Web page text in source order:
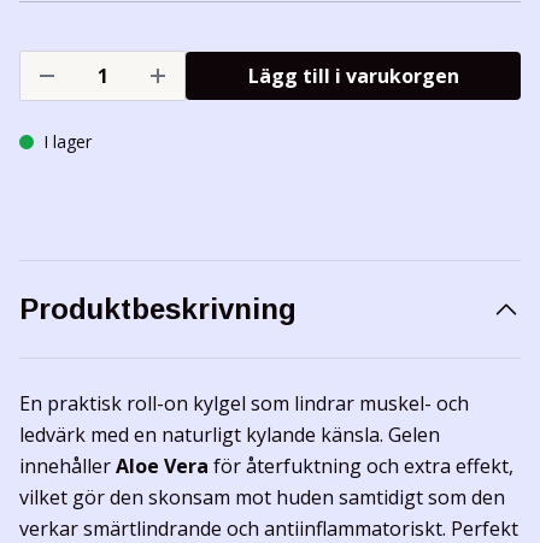
Lägg till i varukorgen
I lager
Produktbeskrivning
En praktisk roll-on kylgel som lindrar muskel- och
ledvärk med en naturligt kylande känsla. Gelen
innehållerAloe Vera för återfuktning och extra effekt,
vilket gör den skonsam mot huden samtidigt som den
verkar smärtlindrande och antiinflammatoriskt. Perfekt